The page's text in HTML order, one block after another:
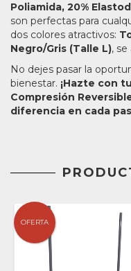
Poliamida, 20%
son perfectas para
dos colores atractivos:
Negro/Gris (Talle L),
No dejes pasar la
bienestar. ¡Hazte con
Compresión
diferencia en cada
OFERTA